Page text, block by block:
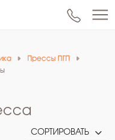
Прессы ПГП